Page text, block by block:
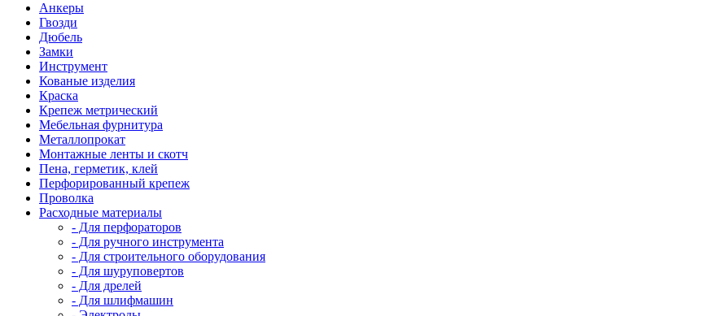
Анкеры
Гвозди
Дюбель
Замки
Инструмент
Кованые изделия
Краска
Крепеж метрический
Мебельная фурнитура
Металлопрокат
Монтажные ленты и скотч
Пена, герметик, клей
Перфорированный крепеж
Проволка
Расходные материалы
- Для перфораторов
- Для ручного инструмента
- Для строительного оборудования
- Для шуруповертов
- Для дрелей
- Для шлифмашин